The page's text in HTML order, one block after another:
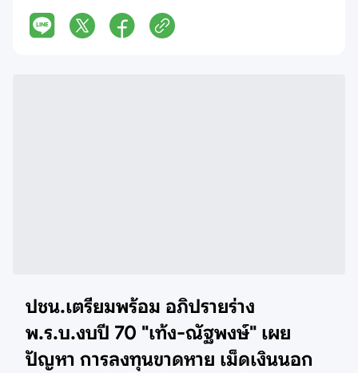
ปชน.เตรียมพร้อม อภิปรายร่าง
พ.ร.บ.งบปี 70 "เท้ง-ณัฐพงษ์" เผย
ปัญหา การลงทุนขาดหาย เม็ดเงินนอก